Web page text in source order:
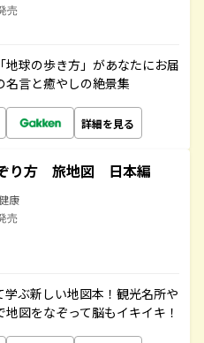
売
球の歩き方」があなたにお届
名言と癒やしの絶景集
詳細を見る
り方 旅地図 日本編
康
売
ぶ新しい地図本！観光名所や
図をなぞって脳もイキイキ！